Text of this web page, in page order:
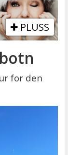
PLUSS
for den